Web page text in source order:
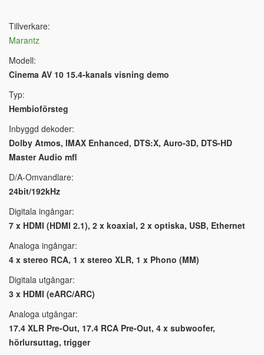
Tillverkare:
Marantz
Modell:
Cinema AV 10 15.4-kanals visning demo
Typ:
Hembioförsteg
Inbyggd dekoder:
Dolby Atmos, IMAX Enhanced, DTS:X, Auro-3D, DTS-HD
Master Audio mfl
D/A-Omvandlare:
24bit/192kHz
Digitala ingångar:
7 x HDMI (HDMI 2.1), 2 x koaxial, 2 x optiska, USB, Ethernet
Analoga ingångar:
4 x stereo RCA, 1 x stereo XLR, 1 x Phono (MM)
Digitala utgångar:
3 x HDMI (eARC/ARC)
Analoga utgångar:
17.4 XLR Pre-Out, 17.4 RCA Pre-Out, 4 x subwoofer,
hörlursuttag, trigger